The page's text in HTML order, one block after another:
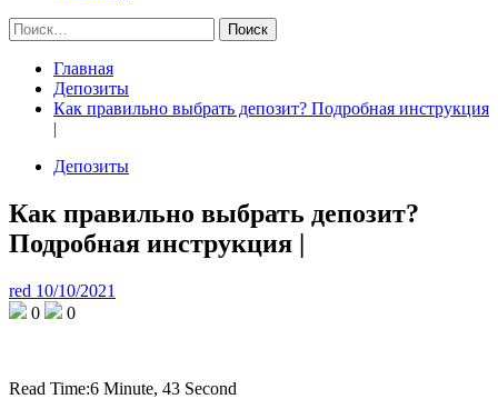
Найти:
Главная
Депозиты
Как правильно выбрать депозит? Подробная инструкция
|
Депозиты
Как правильно выбрать депозит?
Подробная инструкция |
red 10/10/2021
0
0
Read Time:6 Minute, 43 Second